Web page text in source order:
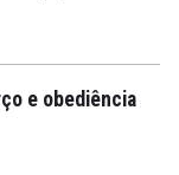
e obediência